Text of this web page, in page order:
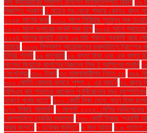
বিজ্ঞপ্তি প্রকাশ ২ মার্চের পর থেকে গাজায় কোনও খাদ্য
২০০৮ সালের কথা ২০১১ সালে সিরিয়ায় গৃহযুদ্ধ শুরু
২০২২ সালে ডলারের সংকট শুরু হলে ২০২৪ সালে সবচেয়ে
২০২৪ সালের জুলাই থেকে ১৯ মার্চ পর্যন্ত প্রবাসী আয়
হয়েছে ২০২৬ বিশ্বকাপ আয়োজনের গুরুদায়িত্ব ট্রাম্পের
ইন্দিরা গান্ধী ২৯ জানুয়ারি ২৯ বস্তা টাকা এবং এক বস্তা
খালেদা জিয়াকে খালাসের বিরুদ্ধে লিভ টু আপিলের শুনানি
সেপ্টেম্বর ৩০০ টাকা! ৩৩ হামলাকারীসহ নিহত ৫৮ ৩৬৯
৮০০ কোটি! কোথায় থামবে 'পুষ্পা ২' এর আয়? ৪১ বছরে
বিসিএস বাদ পড়াদের আবেদন পুনর্বিবেচনার সভা বৃহস্পতিবার
থাকবে পূর্বের মতো" ৫০০ কোটি টাকা দেবে: নতুন টাকা
৬৭৫ টাকায় আমদানি ৭ আগস্ট ২০০৫: মেসির অভিষেকের
কোম্পানিতে চাকরির প্রস্তাব ৭৩০ কোটি টাকার ‘প্রবাসী
করার জন্য? ৮ চক্রের জড়িত" ৮ জন আহত ৮.৬ শতাংশ